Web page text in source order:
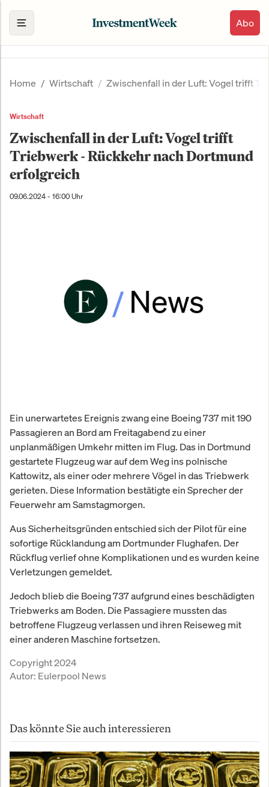
Abo
Home Wirtschaft Zwischenfall in der Luft: Vogel trifft
Wirtschaft
Zwischenfall in der Luft: Vogel trifft
Triebwerk - Rückkehr nach Dortmund
erfolgreich
09.06.2024 - 16:00 Uhr
Ein unerwartetes Ereignis zwang eine Boeing 737 mit 190
Passagieren an Bord am Freitagabend zu einer
unplanmäßigen Umkehr mitten im Flug. Das in Dortmund
gestartete Flugzeug war auf dem Weg ins polnische
Kattowitz, als einer oder mehrere Vögel in das Triebwerk
gerieten. Diese Information bestätigte ein Sprecher der
Feuerwehr am Samstagmorgen.
Aus Sicherheitsgründen entschied sich der Pilot für eine
sofortige Rücklandung am Dortmunder Flughafen. Der
Rückflug verlief ohne Komplikationen und es wurden keine
Verletzungen gemeldet.
Jedoch blieb die Boeing 737 aufgrund eines beschädigten
Triebwerks am Boden. Die Passagiere mussten das
betroffene Flugzeug verlassen und ihren Reiseweg mit
einer anderen Maschine fortsetzen.
Copyright 2024
Autor: Eulerpool News
Das könnte Sie auch interessieren